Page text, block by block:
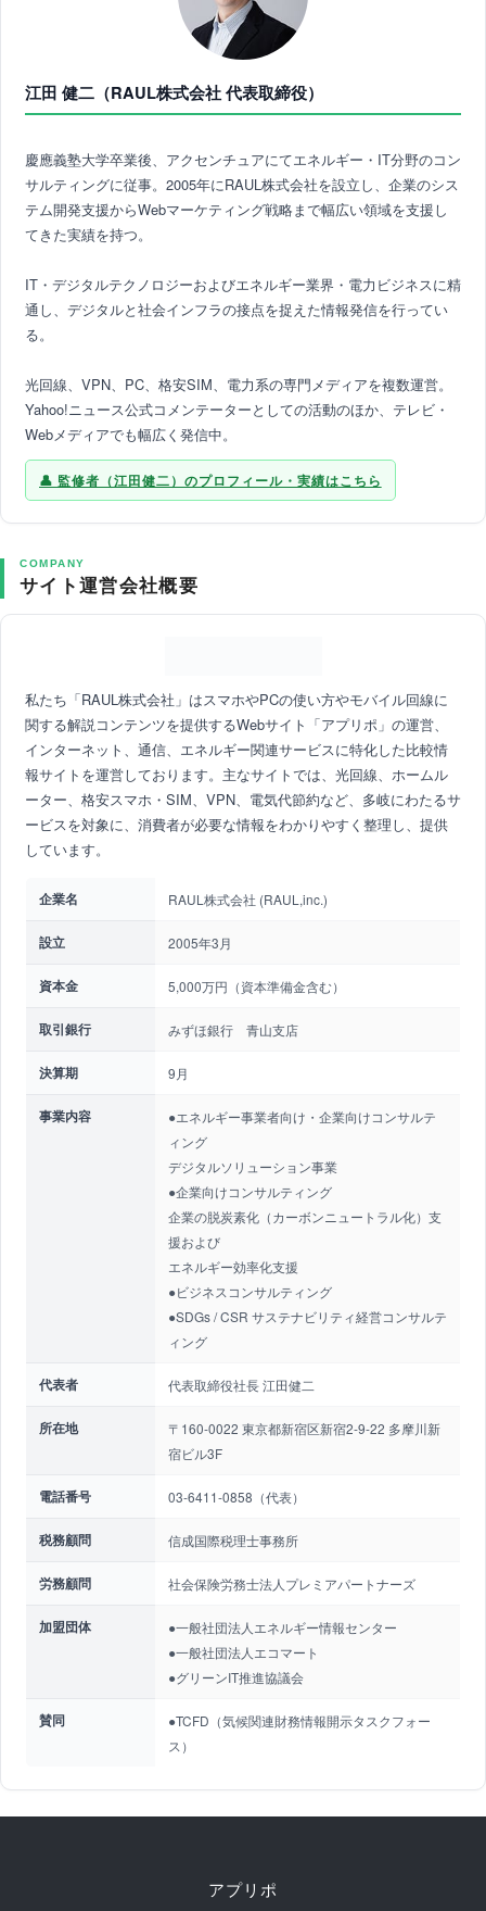
江田 健二（RAUL株式会社 代表取締役）
慶應義塾大学卒業後、アクセンチュアにてエネルギー・IT分野のコン
サルティングに従事。2005年にRAUL株式会社を設立し、企業のシス
テム開発支援からWebマーケティング戦略まで幅広い領域を支援し
てきた実績を持つ。
IT・デジタルテクノロジーおよびエネルギー業界・電力ビジネスに精
通し、デジタルと社会インフラの接点を捉えた情報発信を行ってい
る。
光回線、VPN、PC、格安SIM、電力系の専門メディアを複数運営。
Yahoo!ニュース公式コメンテーターとしての活動のほか、テレビ・
Webメディアでも幅広く発信中。
監修者（江田健二）のプロフィール・実績はこちら
COMPANY
サイト運営会社概要
私たち「RAUL株式会社」はスマホやPCの使い方やモバイル回線に
関する解説コンテンツを提供するWebサイト「アプリポ」の運営、
インターネット、通信、エネルギー関連サービスに特化した比較情
報サイトを運営しております。主なサイトでは、光回線、ホームル
ーター、格安スマホ・SIM、VPN、電気代節約など、多岐にわたるサ
ービスを対象に、消費者が必要な情報をわかりやすく整理し、提供
しています。
企業名 RAUL株式会社 (RAUL,inc.)
設立 2005年3月
資本金 5,000万円（資本準備金含む）
取引銀行 みずほ銀行 青山支店
決算期 9月
事業内容
●エネルギー事業者向け・企業向けコンサルテ
ィング
デジタルソリューション事業
●企業向けコンサルティング
企業の脱炭素化（カーボンニュートラル化）支
援および
エネルギー効率化支援
●ビジネスコンサルティング
●SDGs / CSR サステナビリティ経営コンサルテ
ィング
代表者 代表取締役社長 江田健二
所在地
〒160-0022 東京都新宿区新宿2-9-22 多摩川新
宿ビル3F
電話番号 03-6411-0858（代表）
税務顧問 信成国際税理士事務所
労務顧問 社会保険労務士法人プレミアパートナーズ
加盟団体
●一般社団法人エネルギー情報センター
●一般社団法人エコマート
●グリーンIT推進協議会
賛同
●TCFD（気候関連財務情報開示タスクフォー
ス）
アプリポ